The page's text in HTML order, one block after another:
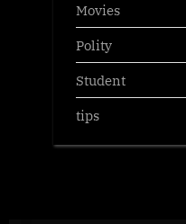
Movies
Polity
Student
tips